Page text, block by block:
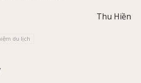
Thu Hiền
du lịch